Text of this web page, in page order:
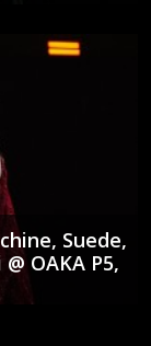
Suede,
ΟΑΚΑ P5,